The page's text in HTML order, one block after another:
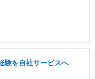
験を自社サービスへ